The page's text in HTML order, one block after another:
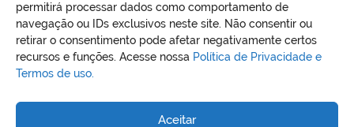
permitirá processar dados como comportamento de
navegação ou IDs exclusivos neste site. Não consentir ou
retirar o consentimento pode afetar negativamente certos
recursos e funções. Acesse nossa Política de Privacidade e
Termos de uso.
Aceitar